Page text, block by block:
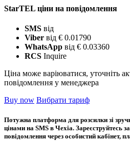
StarTEL ціни на повідомлення
SMS від
Viber від € 0.01790
WhatsApp від € 0.03360
RCS Inquire
Ціна може варіюватися, уточніть
повідомлення у менеджера
Buy now Вибрати тариф
Потужна платформа для розсилки зі
цінами на SMS в Чехіа. Зареєструйтесь
повідомлення через особистий кабінет,